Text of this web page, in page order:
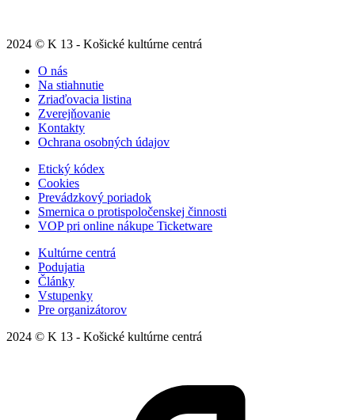
2024 © K 13 - Košické kultúrne centrá
O nás
Na stiahnutie
Zriaďovacia listina
Zverejňovanie
Kontakty
Ochrana osobných údajov
Etický kódex
Cookies
Prevádzkový poriadok
Smernica o protispoločenskej činnosti
VOP pri online nákupe Ticketware
Kultúrne centrá
Podujatia
Články
Vstupenky
Pre organizátorov
2024 © K 13 - Košické kultúrne centrá